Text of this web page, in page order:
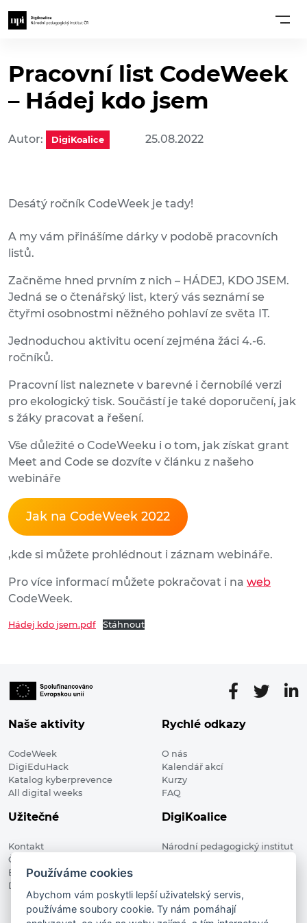
Pracovní list CodeWeek
– Hádej kdo jsem
Autor: DigiKoalice 25.08.2022
Desátý ročník CodeWeek je tady!
A my vám přinášíme dárky v podobě pracovních
listů.
Začněme hned prvním z nich – HÁDEJ, KDO JSEM.
Jedná se o čtenářský list, který vás seznámí se
čtyřmi osobnostmi něžného pohlaví ze světa IT.
Jednoduchou aktivitu ocení zejména žáci 4.‑6.
ročníků.
Pracovní list naleznete v barevné i černobílé verzi
pro ekologický tisk. Součástí je také doporučení, jak
s žáky pracovat a řešení.
Vše důležité o CodeWeeku i o tom, jak získat grant
Meet and Code se dozvíte v článku z našeho
webináře
Jak na CodeWeek 2022
,kde si můžete prohlédnout i záznam webináře.
Pro více informací můžete pokračovat i na web
CodeWeek.
Hádej kdo jsem.pdf Stáhnout
Naše aktivity
CodeWeek
DigiEduHack
Katalog kyberprevence
All digital weeks
Rychlé odkazy
O nás
Kalendář akcí
Kurzy
FAQ
Užitečné
Kontakt
Členské organizace
Blog
Digitalizace ve vzdělávání
DigiKoalice
Národní pedagogický institut
DigiKoalice 2021. All rights reserved
Používáme cookies
Abychom vám poskytli lepší uživatelský servis,
používáme soubory cookie. Ty nám pomáhají